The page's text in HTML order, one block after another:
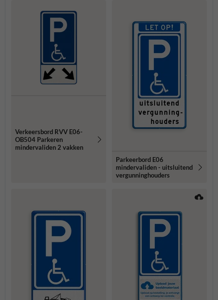
Verkeersbord RVV E06-
OB504 Parkeren
mindervaliden 2 vakken
Parkeerbord E06
mindervaliden - uitsluitend
vergunninghouders